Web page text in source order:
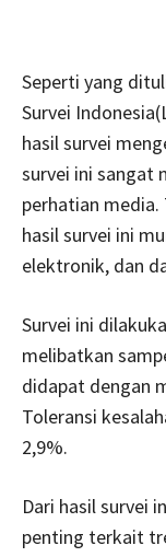
Seperti yang
Survei
hasil survei
survei ini sangat
perhatian
hasil survei ini
elektronik, dan
Survei ini
melibatkan
didapat dengan
Toleransi
2,9%.
Dari hasil survei
penting terkait